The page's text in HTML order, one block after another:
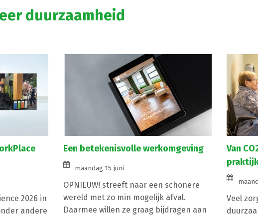
duurzaamheid
2026 in
andere
Een betekenisvolle werkomgeving
maandag 15 juni
OPNIEUW! streeft naar een schonere
wereld met zo min mogelijk afval.
Daarmee willen ze graag bijdragen aan
Van
Veel